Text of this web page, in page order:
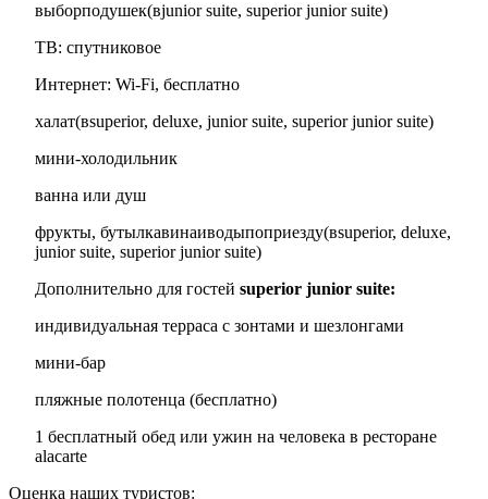
выборподушек(вjunior suite, superior junior suite)
ТВ: спутниковое
Интернет: Wi-Fi, бесплатно
халат(вsuperior, deluxe, junior suite, superior junior suite)
мини-холодильник
ванна или душ
фрукты, бутылкавинаиводыпоприезду(вsuperior, deluxe,
junior suite, superior junior suite)
Дополнительно для гостей superior junior suite:
индивидуальная терраса с зонтами и шезлонгами
мини-бар
пляжные полотенца (бесплатно)
1 бесплатный обед или ужин на человека в ресторане
alacarte
Оценка наших туристов: